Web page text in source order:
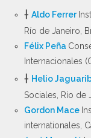
† Aldo Ferrer
Río de Janeiro,
Félix Peña
Internacionales
† Helio
Sociales, Río de
Gordon Mace
internationales,